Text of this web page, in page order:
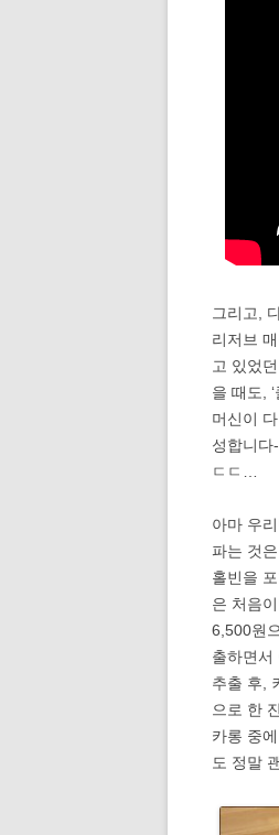
그리고,
리저브
고 있었
을 때도,
머신이
성합니
ㄷㄷ…
아마 우
파는 것
홀빈을
은 처음
6,500원
출하면서
추출 후,
으로 한
카롱 중
도 정말